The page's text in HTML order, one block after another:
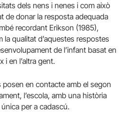
dels nens i nenes i com això
de donar la resposta adequada
recordant Erikson (1985),
qualitat d’aquestes respostes
de l’infant basat en
i en l’altra gent.
posen en contacte amb el segon
l’escola, amb una història
per a cadascú.